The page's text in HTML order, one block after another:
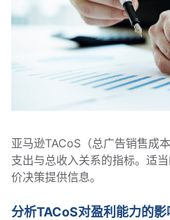
亚马逊TACoS（总广告销售成
支出与总收入关系的指标。适
价决策提供信息。
分析TACoS对盈利能力的影